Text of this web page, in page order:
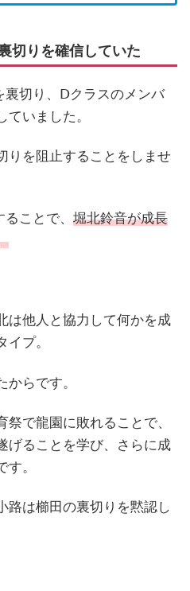
切りを確信していた
切り、Ⅾクラスのメンバ
いました。
りを阻止することをしませ
ことで、 堀北鈴音が成長
は他人と協力して何かを成
プ。
らです。
で龍園に敗れることで、
げることを学び、さらに成
。
路は櫛田の裏切りを黙認し